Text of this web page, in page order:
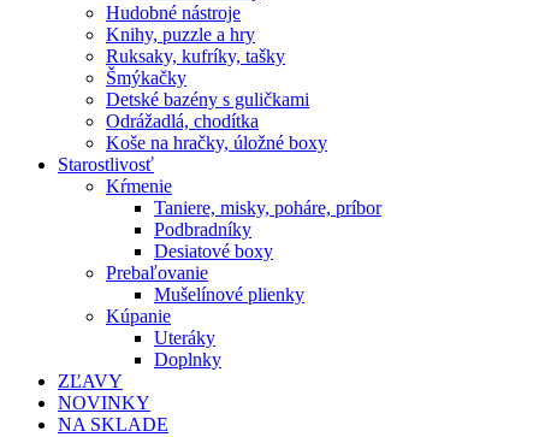
Hudobné nástroje
Knihy, puzzle a hry
Ruksaky, kufríky, tašky
Šmýkačky
Detské bazény s guličkami
Odrážadlá, chodítka
Koše na hračky, úložné boxy
Starostlivosť
Kŕmenie
Taniere, misky, poháre, príbor
Podbradníky
Desiatové boxy
Prebaľovanie
Mušelínové plienky
Kúpanie
Uteráky
Doplnky
ZĽAVY
NOVINKY
NA SKLADE